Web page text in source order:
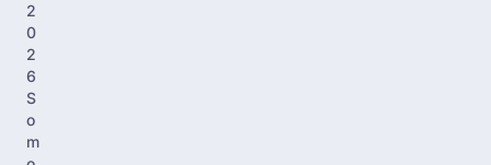
2
0
2
6
S
o
m